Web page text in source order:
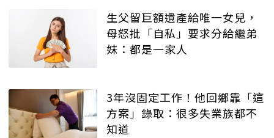
生父留巨額遺產給唯一女兒，
母怒批「自私」要求分給繼弟
妹：都是一家人
3年沒固定工作！他回鄉靠「這
方案」錄取：很多失業族都不
知道